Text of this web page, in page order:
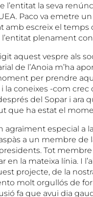
l’entitat la seva
Paco va emetre
amb escreix el
plenament
aquest vespre als
de l’Anoia m’ha
per prendre
i la coneixes -com
del Sopar i ara
que ha estat el
agraïment especial a
a un membre de
Tot
en la mateixa línia. I
projecte, de la
molt orgullós de
fa que avui dia